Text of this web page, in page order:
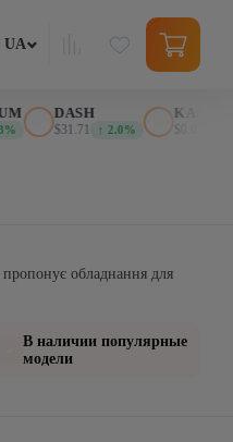
UA
DASH
$31.71 ↑ 2.0%
KASPA
$0.026707
обладнання для
В наличии популярные
модели